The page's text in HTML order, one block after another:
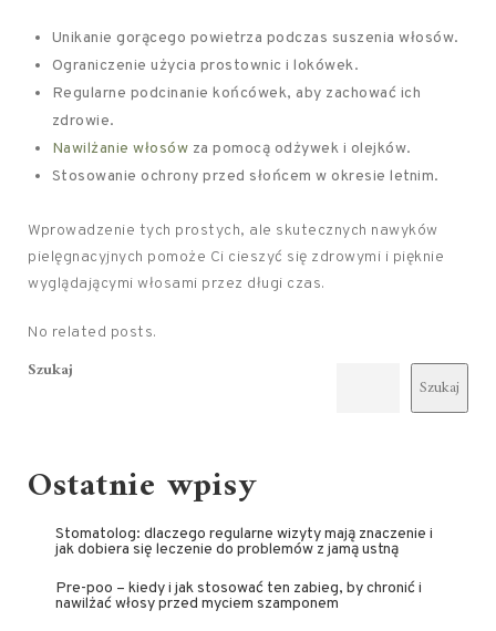
Unikanie gorącego powietrza podczas suszenia włosów.
Ograniczenie użycia prostownic i lokówek.
Regularne podcinanie końcówek, aby zachować ich
zdrowie.
Nawilżanie włosów za pomocą odżywek i olejków.
Stosowanie ochrony przed słońcem w okresie letnim.
Wprowadzenie tych prostych, ale skutecznych nawyków
pielęgnacyjnych pomoże Ci cieszyć się zdrowymi i pięknie
wyglądającymi włosami przez długi czas.
No related posts.
Szukaj
Szukaj
Ostatnie wpisy
Stomatolog: dlaczego regularne wizyty mają znaczenie i
jak dobiera się leczenie do problemów z jamą ustną
Pre-poo – kiedy i jak stosować ten zabieg, by chronić i
nawilżać włosy przed myciem szamponem